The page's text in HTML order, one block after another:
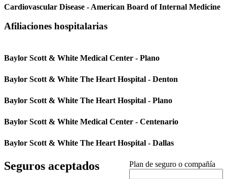
Cardiovascular Disease - American Board of Internal Medicine
Afiliaciones hospitalarias
Baylor Scott & White Medical Center - Plano
Baylor Scott & White The Heart Hospital - Denton
Baylor Scott & White The Heart Hospital - Plano
Baylor Scott & White Medical Center - Centenario
Baylor Scott & White The Heart Hospital - Dallas
Seguros aceptados Plan de seguro o compañía